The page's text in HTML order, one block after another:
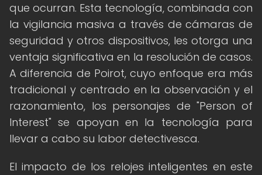
que ocurran. Esta tecnología, combinada con
la vigilancia masiva a través de cámaras de
seguridad y otros dispositivos, les otorga una
ventaja significativa en la resolución de casos.
A diferencia de Poirot, cuyo enfoque era más
tradicional y centrado en la observación y el
razonamiento, los personajes de "Person of
Interest" se apoyan en la tecnología para
llevar a cabo su labor detectivesca.
El impacto de los relojes inteligentes en este